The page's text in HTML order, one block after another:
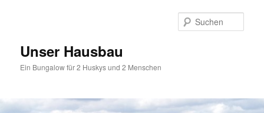
Unser Hausbau
Ein Bungalow für 2 Huskys und 2 Menschen